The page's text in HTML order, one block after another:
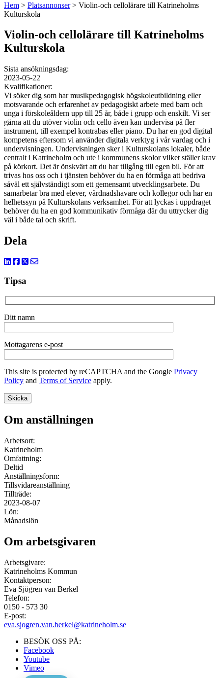
Hem > Platsannonser> Violin-och cellolärare till Katrineholms
Kulturskola
Violin-och cellolärare till Katrineholms
Kulturskola
Sista ansökningsdag:
2023-05-22
Kvalifikationer:
Vi söker dig som har musikpedagogisk högskoleutbildning eller
motsvarande och erfarenhet av pedagogiskt arbete med barn och
unga i förskoleåldern upp till 25 år, både i grupp och enskilt. Vi ser
gärna att du utöver violin och cello även kan undervisa på fler
instrument, till exempel kontrabas eller piano. Du har en god digital
kompetens eftersom vi använder digitala verktyg i vår vardag och i
undervisningen. Undervisningen sker i Kulturskolans lokaler, både
centralt i Katrineholm och ute i kommunens skolor vilket ställer krav
på körkort. Det är önskvärt att du har tillgång till egen bil. För att
trivas hos oss och i tjänsten behöver du ha en förmåga att bedriva
såväl ett självständigt som ett gemensamt utvecklingsarbete. Du
samarbetar bra med elever, vårdnadshavare och kollegor och har en
helhetssyn på Kulturskolans verksamhet. För att lyckas i uppdraget
behöver du ha en god kommunikativ förmåga där du uttrycker dig
väl i både tal och skrift.
Dela
Tipsa
Ditt namn
Mottagarens e-post
This site is protected by reCAPTCHA and the Google Privacy
Policy and Terms of Service apply.
Om anställningen
Arbetsort:
Katrineholm
Omfattning:
Deltid
Anställningsform:
Tillsvidareanställning
Tillträde:
2023-08-07
Lön:
Månadslön
Om arbetsgivaren
Arbetsgivare:
Katrineholms Kommun
Kontaktperson:
Eva Sjögren van Berkel
Telefon:
0150 - 573 30
E-post:
eva.sjogren.van.berkel@katrineholm.se
BESÖK OSS PÅ:
Facebook
Youtube
Vimeo